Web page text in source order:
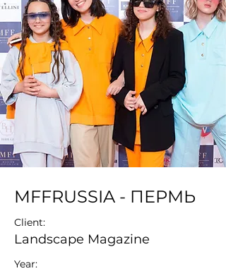
MFFRUSSIA - ПЕРМЬ
Client:
Landscape Magazine
Year: